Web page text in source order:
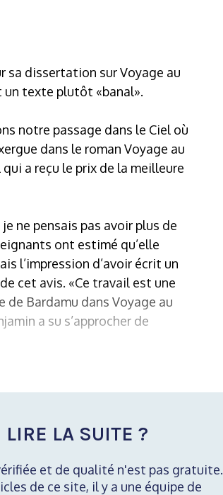
sa dissertation sur Voyage au
un texte plutôt «banal».
notre passage dans le Ciel où
dans le roman Voyage au
a reçu le prix de la meilleure
ne pensais pas avoir plus de
ont estimé qu’elle
l’impression d’avoir écrit un
cet avis. «Ce travail est une
Bardamu dans Voyage au
a su s’approcher de
LA SUITE ?
et de qualité n'est pas gratuite.
de ce site, il y a une équipe de